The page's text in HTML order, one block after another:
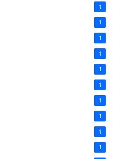
1
1
1
1
1
1
1
1
1
1